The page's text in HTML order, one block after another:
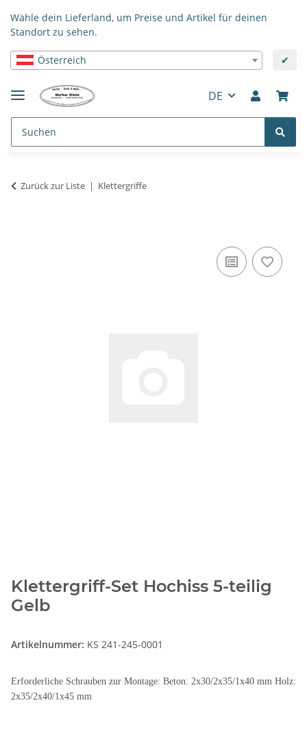
Wähle dein Lieferland, um Preise und Artikel für deinen
Standort zu sehen.
Österreich ✔
DE
Zurück zur Liste Klettergriffe
Klettergriff-Set Hochiss 5-teilig
Gelb
Artikelnummer: KS 241-245-0001
Erforderliche Schrauben zur Montage: Beton: 2x30/2x35/1x40 mm Holz:
2x35/2x40/1x45 mm